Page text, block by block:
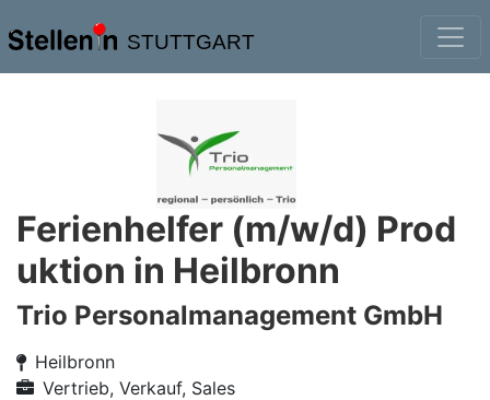
STUTTGART
Ferienhelfer (m/w/d) Prod
uktion in Heilbronn
Trio Personalmanagement GmbH
Heilbronn
Vertrieb, Verkauf, Sales